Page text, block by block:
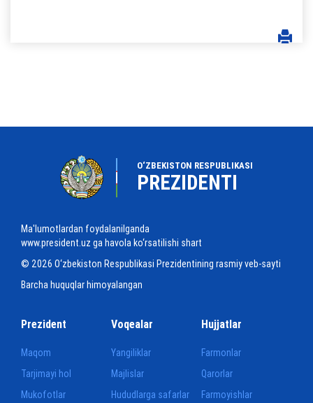
O‘ZBEKISTON RESPUBLIKASI
PREZIDENTI
Ma'lumotlardan foydalanilganda
www.president.uz ga havola ko‘rsatilishi shart
© 2026 O‘zbekiston Respublikasi Prezidentining rasmiy veb-sayti
Barcha huquqlar himoyalangan
Prezident
Maqom
Tarjimayi hol
Mukofotlar
Voqealar
Yangiliklar
Majlislar
Hududlarga safarlar
Hujjatlar
Farmonlar
Qarorlar
Farmoyishlar